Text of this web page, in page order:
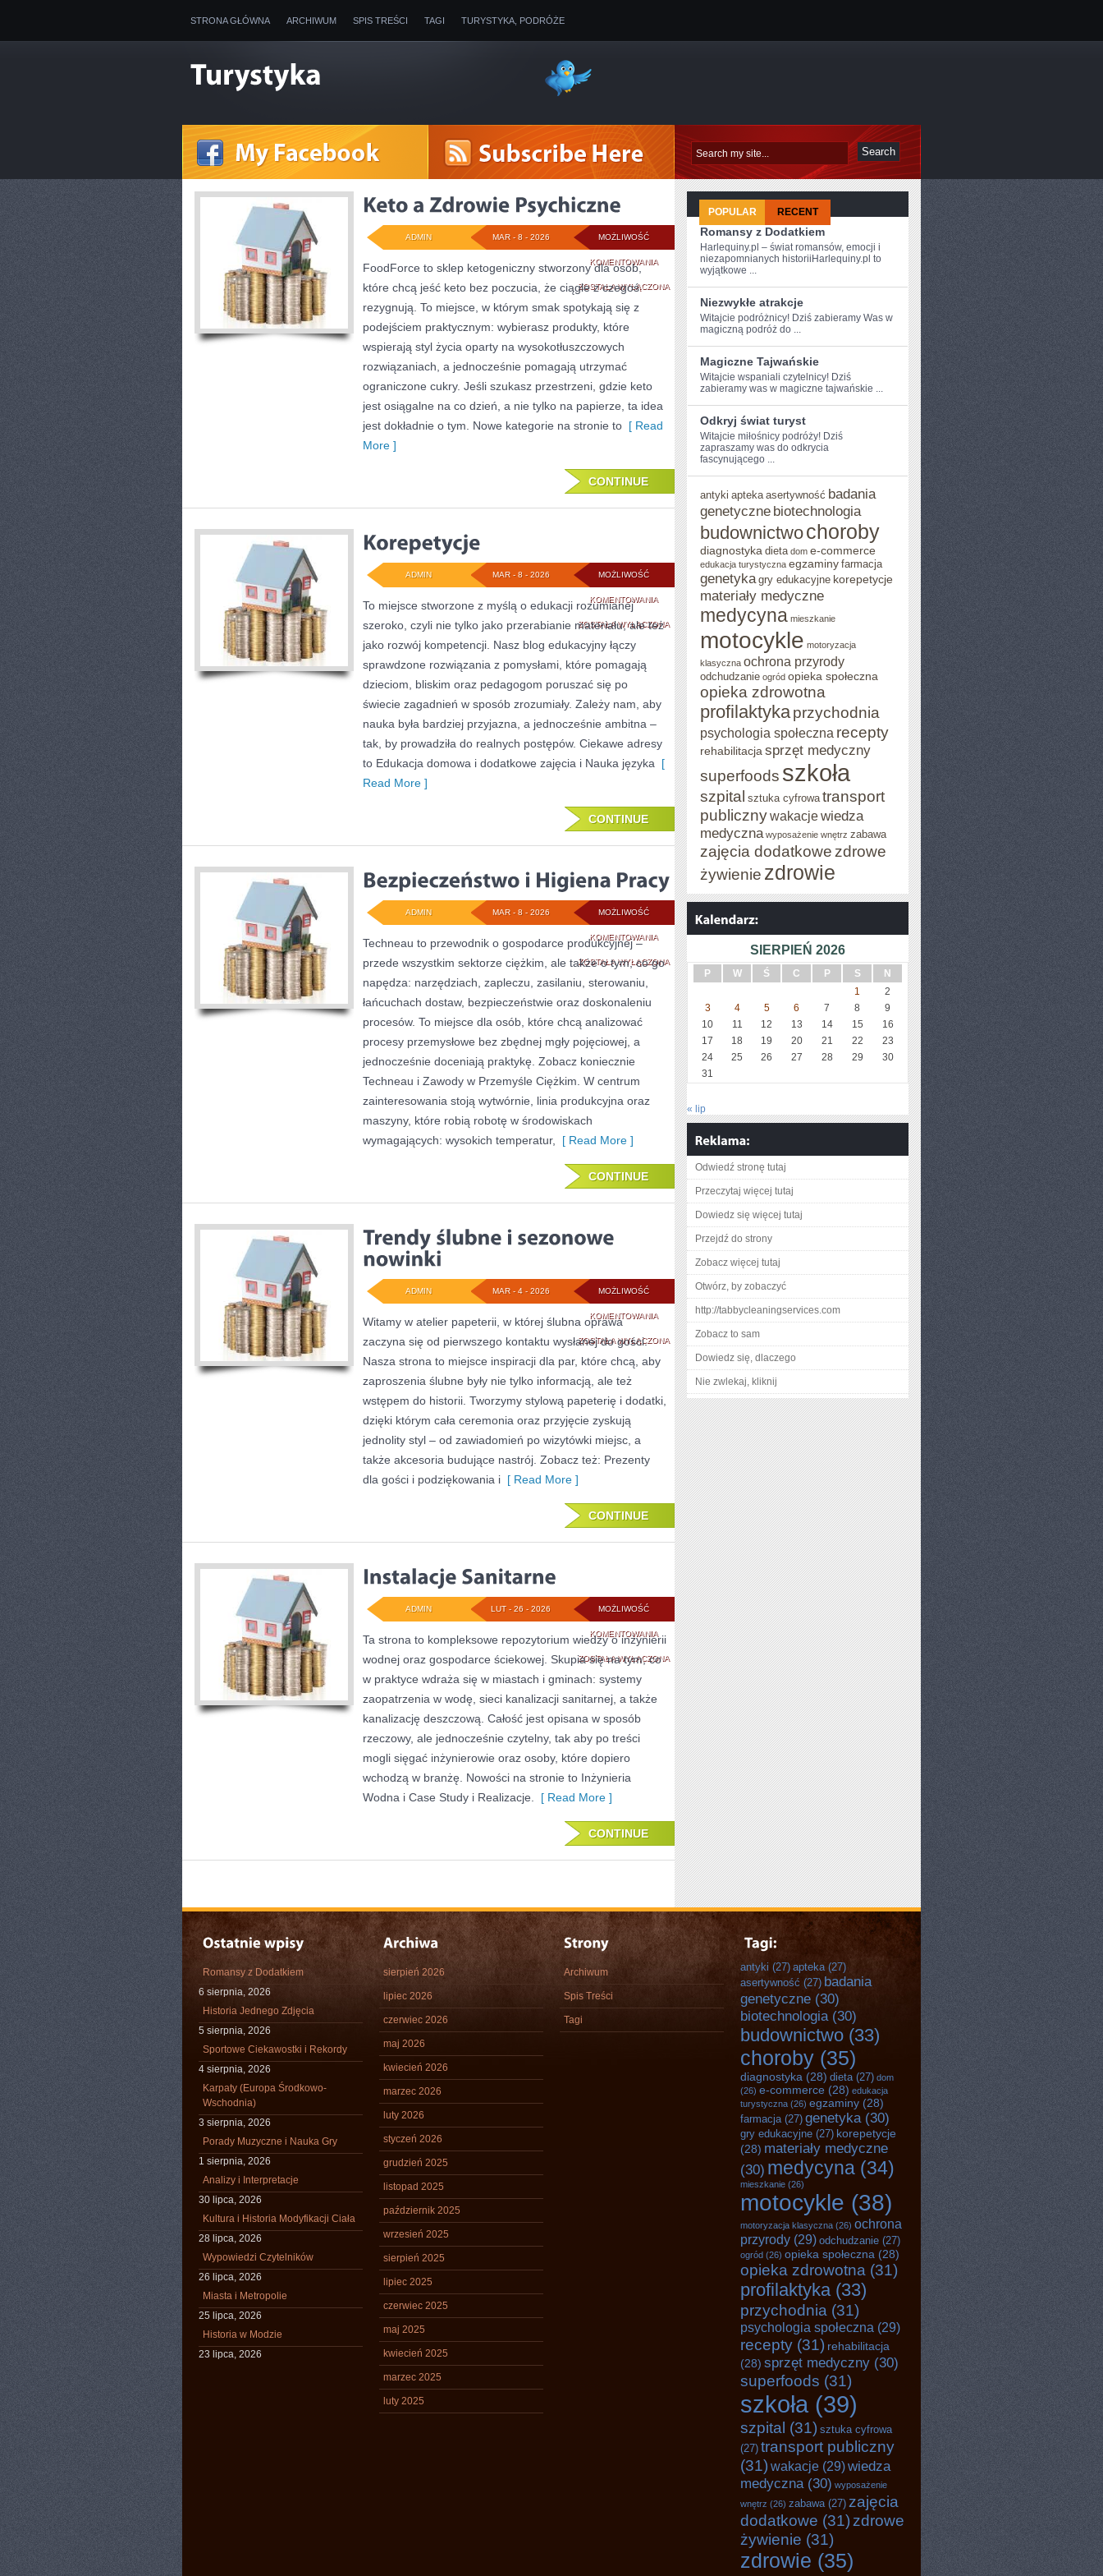
STRONA GŁÓWNA ARCHIWUM SPIS TREŚCI TAGI TURYSTYKA, PODRÓŻE
MOŻLIWOŚĆ
KOMENTOWANIAKETO
A
ZDROWIE
PSYCHICZNE
ZOSTAŁA WYŁĄCZONA
MAR - 8 - 2026
ADMIN
FoodForce to sklep ketogeniczny stworzony dla osób,
które chcą jeść keto bez poczucia, że ciągle z czegoś
rezygnują. To miejsce, w którym smak spotykają się z
podejściem praktycznym: wybierasz produkty, które
wspierają styl życia oparty na wysokotłuszczowych
rozwiązaniach, a jednocześnie pomagają utrzymać
ograniczone cukry. Jeśli szukasz przestrzeni, gdzie keto
jest osiągalne na co dzień, a nie tylko na papierze, ta idea
jest dokładnie o tym. Nowe kategorie na stronie to [ Read
More ]
CONTINUE
MOŻLIWOŚĆ
KOMENTOWANIAKOREPETYCJE
ZOSTAŁA WYŁĄCZONA
MAR - 8 - 2026
ADMIN
To miejsce stworzone z myślą o edukacji rozumianej
szeroko, czyli nie tylko jako przerabianie materiału, ale też
jako rozwój kompetencji. Nasz blog edukacyjny łączy
sprawdzone rozwiązania z pomysłami, które pomagają
dzieciom, bliskim oraz pedagogom poruszać się po
świecie zagadnień w sposób zrozumiały. Zależy nam, aby
nauka była bardziej przyjazna, a jednocześnie ambitna –
tak, by prowadziła do realnych postępów. Ciekawe adresy
to Edukacja domowa i dodatkowe zajęcia i Nauka języka [
Read More ]
CONTINUE
MOŻLIWOŚĆ
KOMENTOWANIABEZPIECZEŃSTWO
I
HIGIENA
PRACY
ZOSTAŁA WYŁĄCZONA
MAR - 8 - 2026
ADMIN
Techneau to przewodnik o gospodarce produkcyjnej –
przede wszystkim sektorze ciężkim, ale także o tym, co go
napędza: narzędziach, zapleczu, zasilaniu, sterowaniu,
łańcuchach dostaw, bezpieczeństwie oraz doskonaleniu
procesów. To miejsce dla osób, które chcą analizować
procesy przemysłowe bez zbędnej mgły pojęciowej, a
jednocześnie doceniają praktykę. Zobacz koniecznie
Techneau i Zawody w Przemyśle Ciężkim. W centrum
zainteresowania stoją wytwórnie, linia produkcyjna oraz
maszyny, które robią robotę w środowiskach
wymagających: wysokich temperatur,
[ Read More ]
CONTINUE
MOŻLIWOŚĆ
KOMENTOWANIATRENDY
ŚLUBNE
I
SEZONOWE
NOWINKI
ZOSTAŁA WYŁĄCZONA
MAR - 4 - 2026
ADMIN
Witamy w atelier papeterii, w której ślubna oprawa
zaczyna się od pierwszego kontaktu wysłanej do gości.
Nasza strona to miejsce inspiracji dla par, które chcą, aby
zaproszenia ślubne były nie tylko informacją, ale też
wstępem do historii. Tworzymy stylową papeterię i dodatki,
dzięki którym cała ceremonia oraz przyjęcie zyskują
jednolity styl – od zawiadomień po wizytówki miejsc, a
także akcesoria budujące nastrój. Zobacz też: Prezenty
dla gości i podziękowania i [ Read More ]
CONTINUE
MOŻLIWOŚĆ
KOMENTOWANIAINSTALACJE
SANITARNE
ZOSTAŁA WYŁĄCZONA
LUT - 26 - 2026
ADMIN
Ta strona to kompleksowe repozytorium wiedzy o inżynierii
wodnej oraz gospodarce ściekowej. Skupia się na tym, co
w praktyce wdraża się w miastach i gminach: systemy
zaopatrzenia w wodę, sieci kanalizacji sanitarnej, a także
kanalizację deszczową. Całość jest opisana w sposób
rzeczowy, ale jednocześnie czytelny, tak aby po treści
mogli sięgać inżynierowie oraz osoby, które dopiero
wchodzą w branżę. Nowości na stronie to Inżynieria
Wodna i Case Study i Realizacje.
[ Read More ]
CONTINUE
POPULAR RECENT
Romansy z Dodatkiem
Harlequiny.pl – świat romansów, emocji i
niezapomnianych historiiHarlequiny.pl to
wyjątkowe ...
Niezwykłe atrakcje
Witajcie podróżnicy! Dziś zabieramy Was⁢ w
magiczną podróż do ...
Magiczne Tajwańskie
Witajcie ​wspaniali czytelnicy! Dziś
‍zabieramy was‍ w ​magiczne tajwańskie ...
Odkryj świat turyst
Witajcie miłośnicy podróży! Dziś⁢
zapraszamy ⁢was do ​odkrycia
fascynującego ...
antyki apteka asertywność badania
genetyczne biotechnologia
budownictwochoroby
diagnostyka dieta dom e-commerce
edukacja turystyczna egzaminy farmacja
genetyka gry edukacyjne korepetycje
materiały medyczne
medycyna mieszkanie
motocykle motoryzacja
klasyczna ochrona przyrody
odchudzanie ogród opieka społeczna
opieka zdrowotna
profilaktykaprzychodnia
psychologia społeczna recepty
rehabilitacja sprzęt medyczny
superfoods szkoła
szpital sztuka cyfrowa transport
publicznywakacjewiedza
medyczna wyposażenie wnętrz zabawa
zajęcia dodatkowe zdrowe
żywienie zdrowie
SIERPIEŃ 2026
P W Ś C P S
N
1
2
3
4 5 6 7 8
9
10
11 12 13 14 15
16
17
18 19 20 21 22
23
24
25 26 27 28 29
30
31
« lip
Odwiedź stronę tutaj
Przeczytaj więcej tutaj
Dowiedz się więcej tutaj
Przejdź do strony
Zobacz więcej tutaj
Otwórz, by zobaczyć
http://tabbycleaningservices.com
Zobacz to sam
Dowiedz się, dlaczego
Nie zwlekaj, kliknij
Romansy z Dodatkiem
6 sierpnia, 2026
Historia Jednego Zdjęcia
5 sierpnia, 2026
Sportowe Ciekawostki i Rekordy
4 sierpnia, 2026
Karpaty (Europa Środkowo-
Wschodnia)
3 sierpnia, 2026
Porady Muzyczne i Nauka Gry
1 sierpnia, 2026
Analizy i Interpretacje
30 lipca, 2026
Kultura i Historia Modyfikacji Ciała
28 lipca, 2026
Wypowiedzi Czytelników
26 lipca, 2026
Miasta i Metropolie
25 lipca, 2026
Historia w Modzie
23 lipca, 2026
sierpień 2026
lipiec 2026
czerwiec 2026
maj 2026
kwiecień 2026
marzec 2026
luty 2026
styczeń 2026
grudzień 2025
listopad 2025
październik 2025
wrzesień 2025
sierpień 2025
lipiec 2025
czerwiec 2025
maj 2025
kwiecień 2025
marzec 2025
luty 2025
Archiwum
Spis Treści
Tagi
antyki (27) apteka(27)
asertywność (27) badania
genetyczne (30)
biotechnologia(30)
budownictwo (33)
choroby (35)
diagnostyka (28) dieta(27) dom
(26) e-commerce (28) edukacja
turystyczna (26) egzaminy (28)
farmacja(27) genetyka(30)
gry edukacyjne (27) korepetycje
(28) materiały medyczne
(30) medycyna (34)
mieszkanie (26)
motocykle (38)
motoryzacja klasyczna (26) ochrona
przyrody (29) odchudzanie (27)
ogród (26) opieka społeczna (28)
opieka zdrowotna (31)
profilaktyka(33)
przychodnia (31)
psychologia społeczna (29)
recepty (31) rehabilitacja
(28) sprzęt medyczny (30)
superfoods (31)
szkoła (39)
szpital (31) sztuka cyfrowa
(27) transport publiczny
(31) wakacje (29)wiedza
medyczna(30) wyposażenie
wnętrz (26) zabawa(27) zajęcia
dodatkowe (31) zdrowe
żywienie (31)
zdrowie (35)